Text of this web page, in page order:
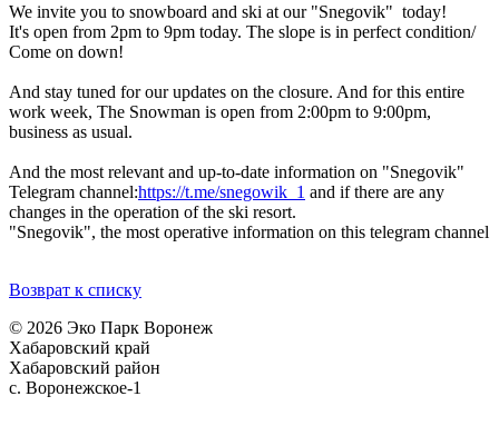
We invite you to snowboard and ski at our "Snegovik" today!
It's open from 2pm to 9pm today. The slope is in perfect condition/
Come on down!
And stay tuned for our updates on the closure. And for this entire
work week, The Snowman is open from 2:00pm to 9:00pm,
business as usual.
And the most relevant and up-to-date information on "Snegovik"
Telegram channel:https://t.me/snegowik_1 and if there are any
changes in the operation of the ski resort.
"Snegovik", the most operative information on this telegram channel
Возврат к списку
© 2026 Эко Парк Воронеж
Хабаровский край
Хабаровский район
с. Воронежское-1